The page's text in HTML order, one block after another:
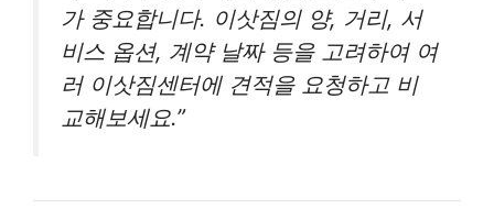
가 중요합니다. 이삿짐의 양, 거리, 서
비스 옵션, 계약 날짜 등을 고려하여 여
러 이삿짐센터에 견적을 요청하고 비
교해보세요.”